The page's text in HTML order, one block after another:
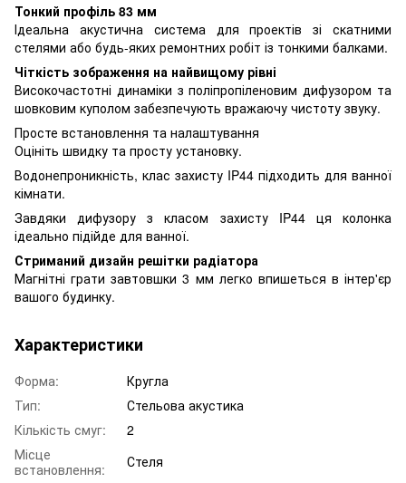
Тонкий профіль 83 мм
Ідеальна акустична система для проектів зі скатними
стелями або будь-яких ремонтних робіт із тонкими балками.
Чіткість зображення на найвищому рівні
Високочастотні динаміки з поліпропіленовим дифузором та
шовковим куполом забезпечують вражаючу чистоту звуку.
Просте встановлення та налаштування
Оцініть швидку та просту установку.
Водонепроникність, клас захисту IP44 підходить для ванної
кімнати.
Завдяки дифузору з класом захисту IP44 ця колонка
ідеально підійде для ванної.
Стриманий дизайн решітки радіатора
Магнітні грати завтовшки 3 мм легко впишеться в інтер'єр
вашого будинку.
Характеристики
Форма:
Кругла
Тип:
Стельова акустика
Кількість смуг:
2
Місце
встановлення:
Стеля